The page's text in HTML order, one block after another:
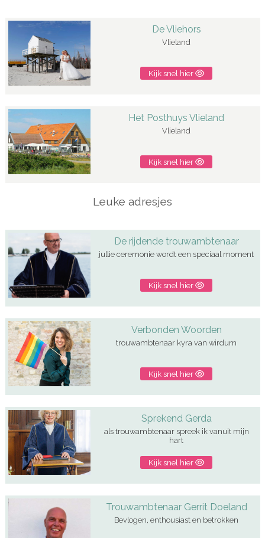
De Vliehors
Vlieland
Kijk snel hier
Het Posthuys Vlieland
Vlieland
Kijk snel hier
Leuke adresjes
De rijdende trouwambtenaar
jullie ceremonie wordt een speciaal moment
Kijk snel hier
Verbonden Woorden
trouwambtenaar kyra van wirdum
Kijk snel hier
Sprekend Gerda
als trouwambtenaar spreek ik vanuit mijn
hart
Kijk snel hier
Trouwambtenaar Gerrit Doeland
Bevlogen, enthousiast en betrokken